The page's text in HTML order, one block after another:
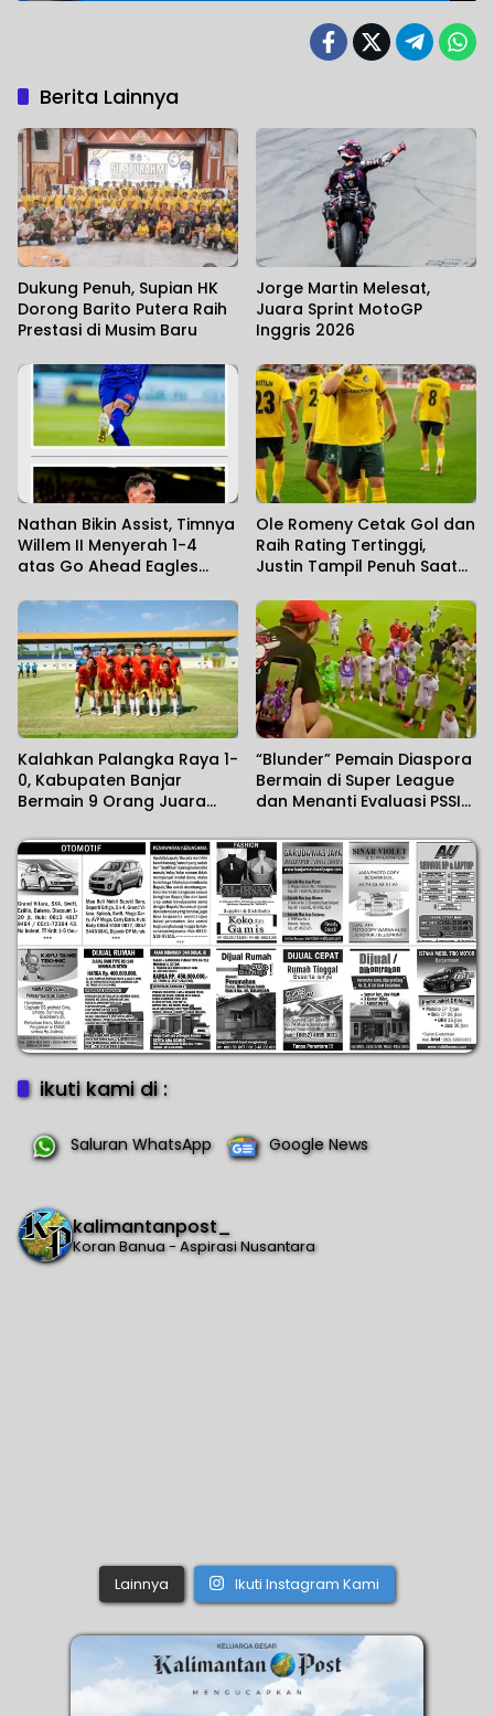
Berita Lainnya
Dukung Penuh, Supian HK
Dorong Barito Putera Raih
Prestasi di Musim Baru
Jorge Martin Melesat,
Juara Sprint MotoGP
Inggris 2026
Nathan Bikin Assist, Timnya
Willem II Menyerah 1-4
atas Go Ahead Eagles
James
Ole Romeny Cetak Gol dan
Raih Rating Tertinggi,
Justin Tampil Penuh Saat
2-2
Kalahkan Palangka Raya 1-
0, Kabupaten Banjar
Bermain 9 Orang Juara
Pangdam XXII/KB 2026
“Blunder” Pemain Diaspora
Bermain di Super League
dan Menanti Evaluasi PSSI
AFF
ikuti kami di :
Saluran WhatsApp Google News
kalimantanpost_
Koran Banua - Aspirasi Nusantara
Lainnya Ikuti Instagram Kami